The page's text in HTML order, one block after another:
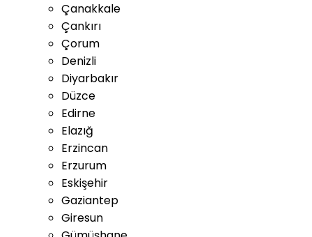
Çanakkale
Çankırı
Çorum
Denizli
Diyarbakır
Düzce
Edirne
Elazığ
Erzincan
Erzurum
Eskişehir
Gaziantep
Giresun